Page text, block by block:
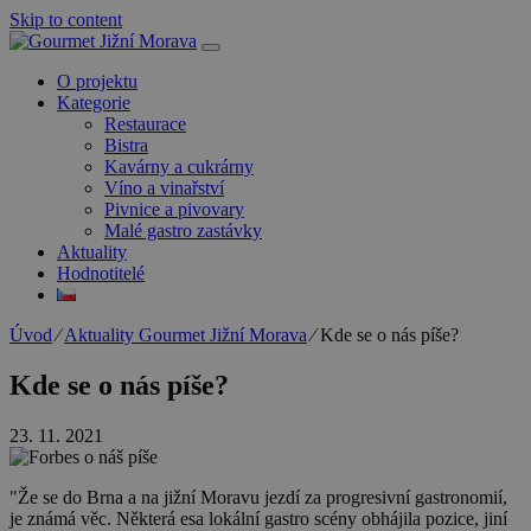
Skip to content
O projektu
Kategorie
Restaurace
Bistra
Kavárny a cukrárny
Víno a vinařství
Pivnice a pivovary
Malé gastro zastávky
Aktuality
Hodnotitelé
Úvod⁄Aktuality Gourmet Jižní Morava⁄Kde se o nás píše?
Kde se o nás píše?
23. 11. 2021
"Že se do Brna a na jižní Moravu jezdí za progresivní gastronomií,
je známá věc. Některá esa lokální gastro scény obhájila pozice, jiní